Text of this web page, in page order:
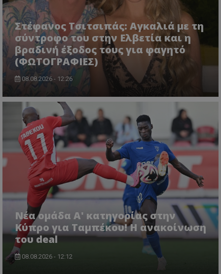
Στέφανος Τσιτσιπάς: Αγκαλιά με τη
σύντροφο του στην Ελβετία και η
βραδινή έξοδος τους για φαγητό
(ΦΩΤΟΓΡΑΦΙΕΣ)
08.08.2026 - 12:26
Νέα ομάδα Α' κατηγορίας στην
Κύπρο για Ταμπέκου! Η ανακοίνωση
του deal
08.08.2026 - 12:12